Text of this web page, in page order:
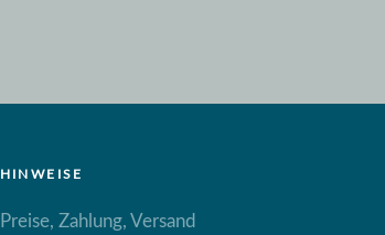
HINWEISE
Preise, Zahlung, Versand